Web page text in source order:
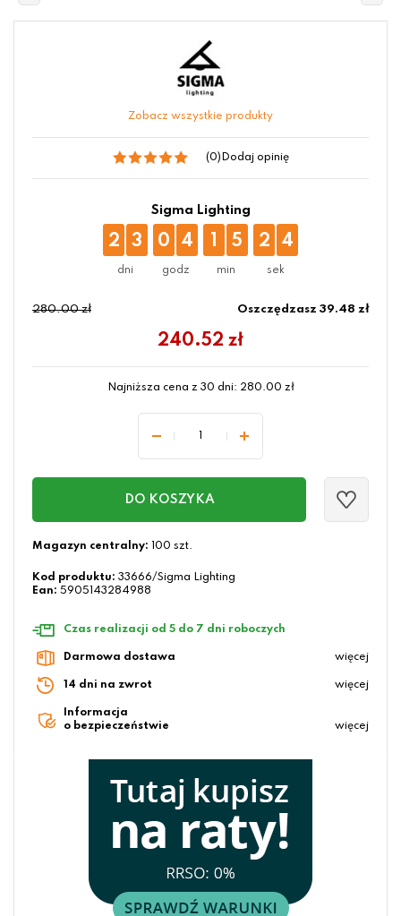
Zobacz wszystkie produkty
(0) Dodaj opinię
Sigma Lighting
2 3 0 4 1 5 2 4
280.00 zł Oszczędzasz 39.48 zł
240.52 zł
Najniższa cena z 30 dni: 280.00 zł
DO KOSZYKA
Magazyn centralny: 100 szt.
Kod produktu: 33666/Sigma Lighting
Ean: 5905143284988
Czas realizacji od 5 do 7 dni roboczych
Darmowa dostawa więcej
14 dni na zwrot więcej
Informacja
o bezpieczeństwie
więcej